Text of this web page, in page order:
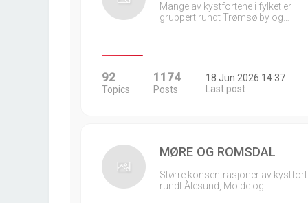
Mange av kystfortene i fylket er
gruppert rundt Trømsø by og…
92
Topics
1174
Posts
18 Jun 2026 14:37
Last post
MØRE OG ROMSDAL
Større konsentrasjoner av kystfort
rundt Ålesund, Molde og…